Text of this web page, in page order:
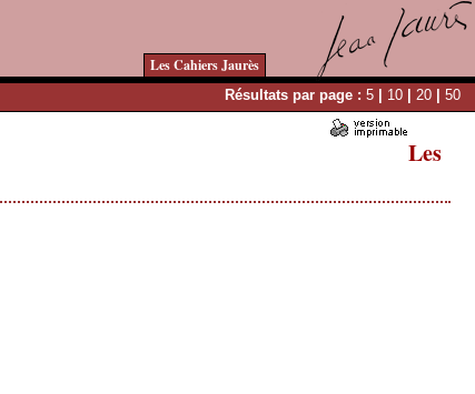
Les Cahiers Jaurès
Résultats par page : 5 | 10 | 20 | 50
Les